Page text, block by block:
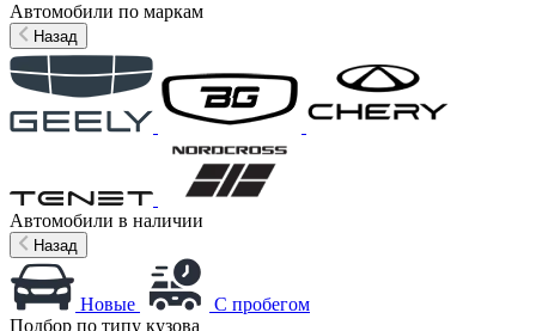
Автомобили по маркам
Назад
Автомобили в наличии
Назад
Новые
С пробегом
Подбор по типу кузова